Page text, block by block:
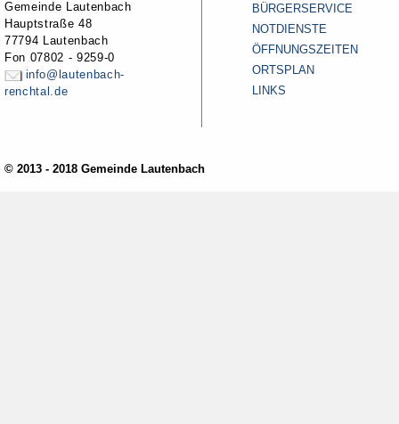
Gemeinde Lautenbach
Hauptstraße 48
77794 Lautenbach
Fon 07802 - 9259-0
info@lautenbach-
renchtal.de
BÜRGERSERVICE
NOTDIENSTE
ÖFFNUNGSZEITEN
ORTSPLAN
LINKS
© 2013 - 2018 Gemeinde Lautenbach